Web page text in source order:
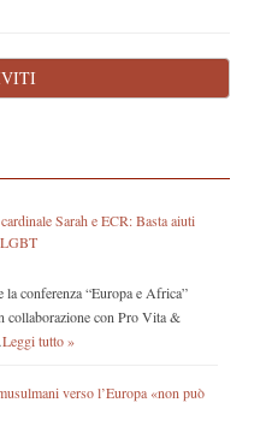
Sarah e ECR: Basta aiuti
LGBT
conferenza “Europa e Africa”
collaborazione con Pro Vita &
Leggi tutto »
verso l’Europa «non può